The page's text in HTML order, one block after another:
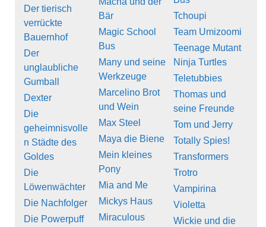
Der tierisch
verrückte
Bauernhof
Der
unglaubliche
Gumball
Dexter
Die
geheimnisvolle
n Städte des
Goldes
Die
Löwenwächter
Die Nachfolger
Die Powerpuff
Bär
Magic School
Bus
Many und seine
Werkzeuge
Marcelino Brot
und Wein
Max Steel
Maya die Biene
Mein kleines
Pony
Mia and Me
Mickys Haus
Miraculous
Tchoupi
Team Umizoomi
Teenage Mutant
Ninja Turtles
Teletubbies
Thomas und
seine Freunde
Tom und Jerry
Totally Spies!
Transformers
Trotro
Vampirina
Violetta
Wickie und die